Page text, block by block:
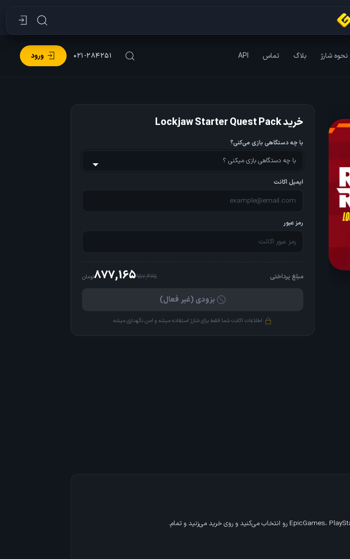
نحوه شارژ بلاگ تماس API ۰۲۱-۲۸۴۲۵۱ ورود
خرید Lockjaw Starter Quest Pack
با چه دستگاهی بازی می‌کنی؟
با چه دستگاهی بازی میکنی ؟
ایمیل اکانت
رمز عبور
مبلغ پرداختی 957,465
877,165تومان
بزودی (غیر فعال)
اطلاعات اکانت شما فقط برای شارژ استفاده میشه و امن نگهداری میشه